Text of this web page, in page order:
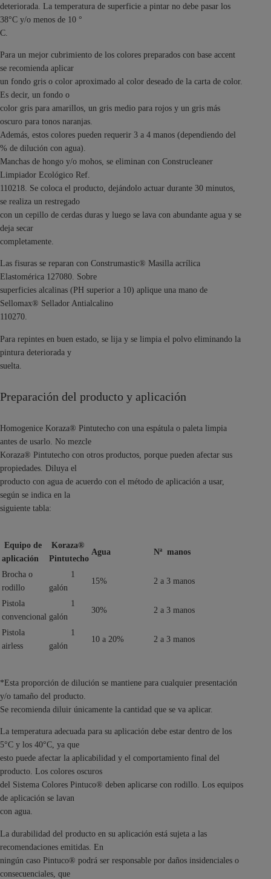
deteriorada. La temperatura de superficie a pintar no debe pasar los
38°C y/o menos de 10 °
C.
Para un mejor cubrimiento de los colores preparados con base accent
se recomienda aplicar
un fondo gris o color aproximado al color deseado de la carta de color.
Es decir, un fondo o
color gris para amarillos, un gris medio para rojos y un gris más
oscuro para tonos naranjas.
Además, estos colores pueden requerir 3 a 4 manos (dependiendo del
% de dilución con agua).
Manchas de hongo y/o mohos, se eliminan con Construcleaner
Limpiador Ecológico Ref.
110218. Se coloca el producto, dejándolo actuar durante 30 minutos,
se realiza un restregado
con un cepillo de cerdas duras y luego se lava con abundante agua y se
deja secar
completamente.
Las fisuras se reparan con Construmastic® Masilla acrílica
Elastomérica 127080. Sobre
superficies alcalinas (PH superior a 10) aplique una mano de
Sellomax® Sellador Antialcalino
110270.
Para repintes en buen estado, se lija y se limpia el polvo eliminando la
pintura deteriorada y
suelta.
Preparación del producto y aplicación
Homogenice Koraza® Pintutecho con una espátula o paleta limpia
antes de usarlo. No mezcle
Koraza® Pintutecho con otros productos, porque pueden afectar sus
propiedades. Diluya el
producto con agua de acuerdo con el método de aplicación a usar,
según se indica en la
siguiente tabla:
Equipo de
aplicación
Koraza®
Pintutecho
Agua Nª manos
Brocha o
rodillo
1
galón
15% 2 a 3 manos
Pistola
convencional
1
galón
30% 2 a 3 manos
Pistola
airless
1
galón
10 a 20% 2 a 3 manos
*Esta proporción de dilución se mantiene para cualquier presentación
y/o tamaño del producto.
Se recomienda diluir únicamente la cantidad que se va aplicar.
La temperatura adecuada para su aplicación debe estar dentro de los
5°C y los 40°C, ya que
esto puede afectar la aplicabilidad y el comportamiento final del
producto. Los colores oscuros
del Sistema Colores Pintuco® deben aplicarse con rodillo. Los equipos
de aplicación se lavan
con agua.
La durabilidad del producto en su aplicación está sujeta a las
recomendaciones emitidas. En
ningún caso Pintuco® podrá ser responsable por daños insidenciales o
consecuenciales, que